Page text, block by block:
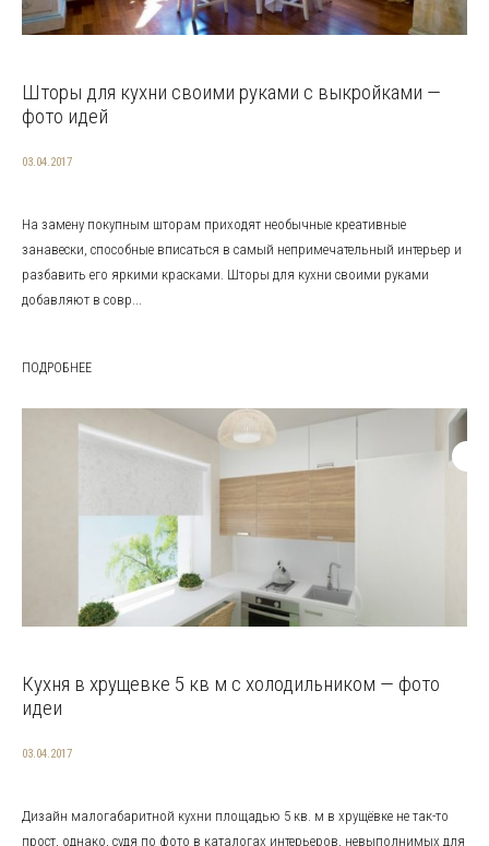
Шторы для кухни своими руками с выкройками —
фото идей
03.04.2017
На замену покупным шторам приходят необычные креативные
занавески, способные вписаться в самый непримечательный интерьер и
разбавить его яркими красками. Шторы для кухни своими руками
добавляют в совр...
ПОДРОБНЕЕ
Кухня в хрущевке 5 кв м с холодильником — фото
идеи
03.04.2017
Дизайн малогабаритной кухни площадью 5 кв. м в хрущёвке не так-то
прост, однако, судя по фото в каталогах интерьеров, невыполнимых для